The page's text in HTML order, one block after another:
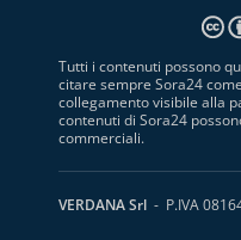
Tutti i contenuti possono
citare sempre Sora24
collegamento visibile alla
contenuti di Sora24
commerciali.
VERDANA Srl - P.IVA